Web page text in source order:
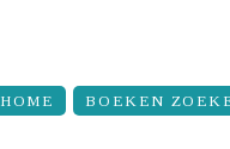
HOME BOEKEN